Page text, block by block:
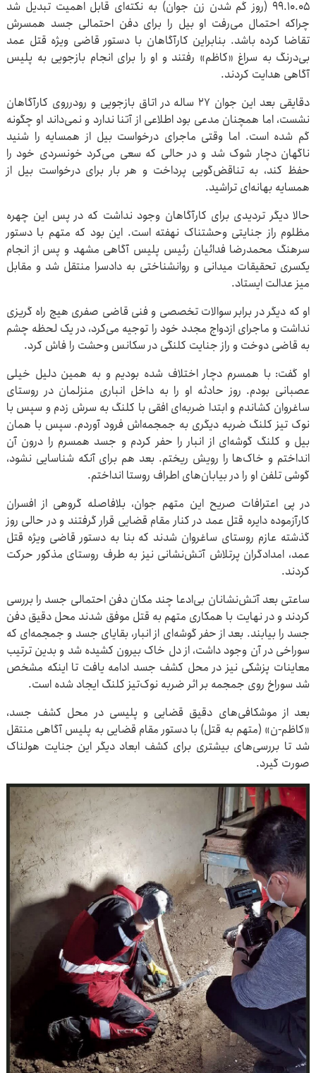
۹۹.۱۰.۰۵ (روز گم‎ شدن زن جوان) به نکته‌ای قابل اهمیت تبدیل شد
چراکه احتمال می‌رفت او بیل را برای دفن احتمالی جسد همسرش
تقاضا کرده باشد. بنابراین کارآگاهان با دستور قاضی ویژه قتل عمد
بی‌درنگ به سراغ «کاظم» رفتند و او را برای انجام بازجویی به پلیس
آگاهی هدایت کردند.
دقایقی بعد این جوان ۲۷ ساله در اتاق بازجویی و رودرروی کارآگاهان
نشست، اما همچنان مدعی بود اطلاعی از آتنا ندارد و نمی‌داند او چگونه
گم شده است. اما وقتی ماجرای درخواست بیل از همسایه را شنید
ناگهان دچار شوک شد و در حالی که سعی می‌کرد خونسردی خود را
حفظ کند، به تناقض‌گویی پرداخت و هر بار برای درخواست بیل از
همسایه بهانه‌ای تراشید.
حالا دیگر تردیدی برای کارآگاهان وجود نداشت که در پس این چهره
مظلوم راز جنایتی وحشتناک نهفته است. این بود که متهم با دستور
سرهنگ محمدرضا فدائیان رئیس پلیس آگاهی مشهد و پس از انجام
یک‎سری تحقیقات میدانی و روان‎شناختی به دادسرا منتقل شد و مقابل
میز عدالت ایستاد.
او که دیگر در برابر سوالات تخصصی و فنی قاضی صفری هیچ راه گریزی
نداشت و ماجرای ازدواج مجدد خود را توجیه می‌کرد، در یک لحظه چشم
به قاضی دوخت و راز جنایت کلنگی در سکانس وحشت را فاش کرد.
او گفت: با همسرم دچار اختلاف شده بودیم و به همین دلیل خیلی
عصبانی بودم. روز حادثه او را به داخل انباری منزلمان در روستای
ساغروان کشاندم و ابتدا ضربه‌ای افقی با کلنگ به سرش زدم و سپس با
نوک تیز کلنگ ضربه دیگری به جمجمه‌اش فرود آوردم. سپس با همان
بیل و کلنگ گوشه‌ای از انبار را حفر کردم و جسد همسرم را درون آن
انداختم و خاک‌ها را رویش ریختم. بعد هم برای آنکه شناسایی نشود،
گوشی تلفن او را در بیابان‌های اطراف روستا انداختم.
در پی اعترافات صریح این متهم جوان، بلافاصله گروهی از افسران
کارآزموده دایره قتل عمد در کنار مقام قضایی قرار گرفتند و در حالی روز
گذشته عازم روستای ساغروان شدند که بنا به دستور قاضی ویژه قتل
عمد، امدادگران پرتلاش آتش‌نشانی نیز به طرف روستای مذکور حرکت
کردند.
ساعتی بعد آتش‌نشانان بی‌ادعا چند مکان دفن احتمالی جسد را بررسی
کردند و در نهایت با همکاری متهم به قتل موفق شدند محل دقیق دفن
جسد را بیابند. بعد از حفر گوشه‌ای از انبار، بقایای جسد و جمجمه‌ای که
سوراخی در آن وجود داشت، از دل خاک بیرون کشیده شد و بدین ترتیب
معاینات پزشکی نیز در محل کشف جسد ادامه یافت تا اینکه مشخص
شد سوراخ روی جمجمه بر اثر ضربه نوک‌تیز کلنگ ایجاد شده است.
بعد از موشکافی‌های دقیق قضایی و پلیسی در محل کشف جسد،
«کاظم-ن» (متهم به قتل) با دستور مقام قضایی به پلیس آگاهی منتقل
شد تا بررسی‌های بیشتری برای کشف ابعاد دیگر این جنایت هولناک
صورت گیرد.